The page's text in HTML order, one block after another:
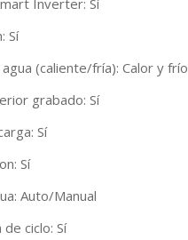
Inverter: Sí
Sí
(caliente/fría): Calor y frío
grabado: Sí
Sí
Sí
Auto/Manual
ciclo: Sí